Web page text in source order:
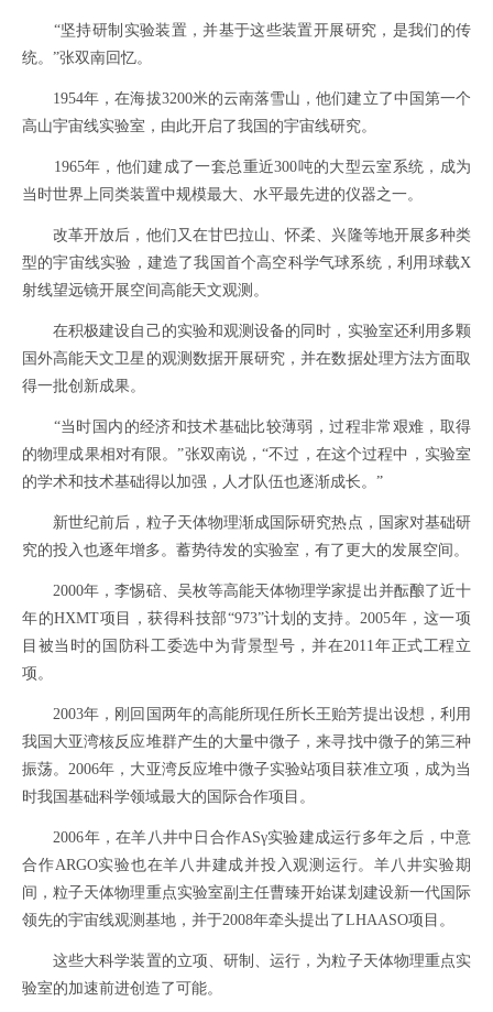
“坚持研制实验装置，并基于这些装置开展研究，是我们的传
统。”张双南回忆。
1954年，在海拔3200米的云南落雪山，他们建立了中国第一个
高山宇宙线实验室，由此开启了我国的宇宙线研究。
1965年，他们建成了一套总重近300吨的大型云室系统，成为
当时世界上同类装置中规模最大、水平最先进的仪器之一。
改革开放后，他们又在甘巴拉山、怀柔、兴隆等地开展多种类
型的宇宙线实验，建造了我国首个高空科学气球系统，利用球载X
射线望远镜开展空间高能天文观测。
在积极建设自己的实验和观测设备的同时，实验室还利用多颗
国外高能天文卫星的观测数据开展研究，并在数据处理方法方面取
得一批创新成果。
“当时国内的经济和技术基础比较薄弱，过程非常艰难，取得
的物理成果相对有限。”张双南说，“不过，在这个过程中，实验室
的学术和技术基础得以加强，人才队伍也逐渐成长。”
新世纪前后，粒子天体物理渐成国际研究热点，国家对基础研
究的投入也逐年增多。蓄势待发的实验室，有了更大的发展空间。
2000年，李惕碚、吴枚等高能天体物理学家提出并酝酿了近十
年的HXMT项目，获得科技部“973”计划的支持。2005年，这一项
目被当时的国防科工委选中为背景型号，并在2011年正式工程立
项。
2003年，刚回国两年的高能所现任所长王贻芳提出设想，利用
我国大亚湾核反应堆群产生的大量中微子，来寻找中微子的第三种
振荡。2006年，大亚湾反应堆中微子实验站项目获准立项，成为当
时我国基础科学领域最大的国际合作项目。
2006年，在羊八井中日合作ASγ实验建成运行多年之后，中意
合作ARGO实验也在羊八井建成并投入观测运行。羊八井实验期
间，粒子天体物理重点实验室副主任曹臻开始谋划建设新一代国际
领先的宇宙线观测基地，并于2008年牵头提出了LHAASO项目。
这些大科学装置的立项、研制、运行，为粒子天体物理重点实
验室的加速前进创造了可能。